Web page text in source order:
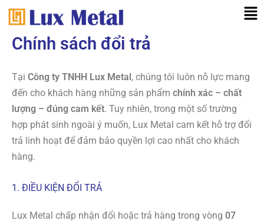
Nhảy
tới
Chính sách đổi trả
Tại Công ty TNHH Lux Metal, chúng tôi luôn nỗ lực mang
đến cho khách hàng những sản phẩm chính xác – chất
lượng – đúng cam kết. Tuy nhiên, trong một số trường
hợp phát sinh ngoài ý muốn, Lux Metal cam kết hỗ trợ đổi
trả linh hoạt để đảm bảo quyền lợi cao nhất cho khách
hàng.
1. ĐIỀU KIỆN ĐỔI TRẢ
Lux Metal chấp nhận đổi hoặc trả hàng trong vòng 07